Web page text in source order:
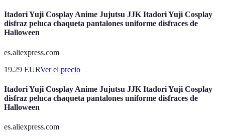
Itadori Yuji Cosplay Anime Jujutsu JJK Itadori Yuji Cosplay
disfraz peluca chaqueta pantalones uniforme disfraces de
Halloween
es.aliexpress.com
19.29 EURVer el precio
Itadori Yuji Cosplay Anime Jujutsu JJK Itadori Yuji Cosplay
disfraz peluca chaqueta pantalones uniforme disfraces de
Halloween
es.aliexpress.com